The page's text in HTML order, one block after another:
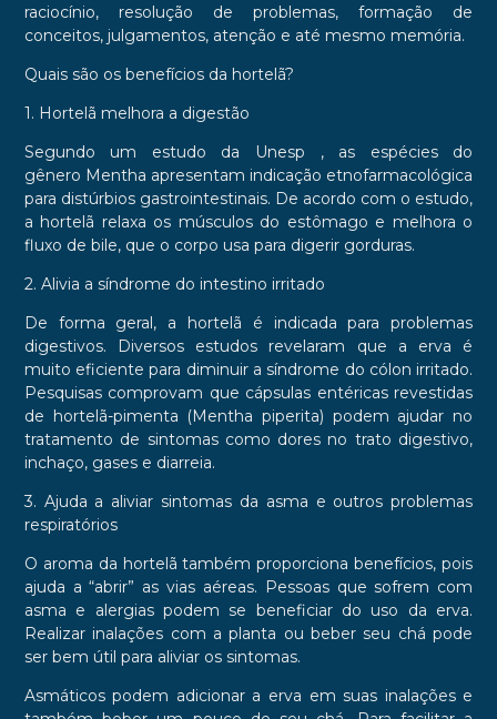
raciocínio, resolução de problemas, formação de
conceitos, julgamentos, atenção e até mesmo memória.
Quais são os benefícios da hortelã?
1. Hortelã melhora a digestão
Segundo um estudo da Unesp , as espécies do
gênero Mentha apresentam indicação etnofarmacológica
para distúrbios gastrointestinais. De acordo com o estudo,
a hortelã relaxa os músculos do estômago e melhora o
fluxo de bile, que o corpo usa para digerir gorduras.
2. Alivia a síndrome do intestino irritado
De forma geral, a hortelã é indicada para problemas
digestivos. Diversos estudos revelaram que a erva é
muito eficiente para diminuir a síndrome do cólon irritado.
Pesquisas comprovam que cápsulas entéricas revestidas
de hortelã-pimenta (Mentha piperita) podem ajudar no
tratamento de sintomas como dores no trato digestivo,
inchaço, gases e diarreia.
3. Ajuda a aliviar sintomas da asma e outros problemas
respiratórios
O aroma da hortelã também proporciona benefícios, pois
ajuda a “abrir” as vias aéreas. Pessoas que sofrem com
asma e alergias podem se beneficiar do uso da erva.
Realizar inalações com a planta ou beber seu chá pode
ser bem útil para aliviar os sintomas.
Asmáticos podem adicionar a erva em suas inalações e